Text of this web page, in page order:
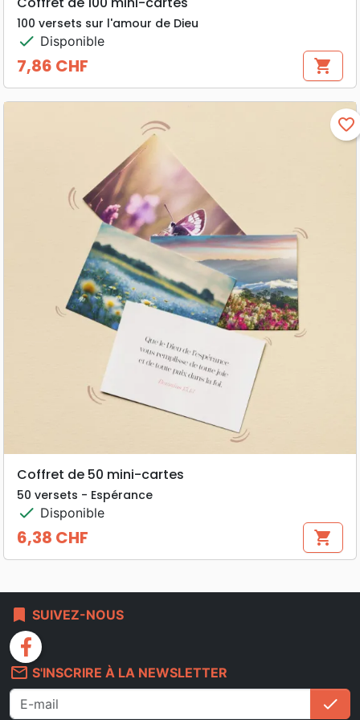
100 versets sur l'amour de Dieu
check Disponible
Prix
7,86 CHF shopping_cart
favorite_border
Coffret de 50 mini-cartes
50 versets - Espérance
check Disponible
Prix
6,38 CHF shopping_cart
bookmark SUIVEZ-NOUS
facebook
mail_outline S'INSCRIRE À LA NEWSLETTER
check